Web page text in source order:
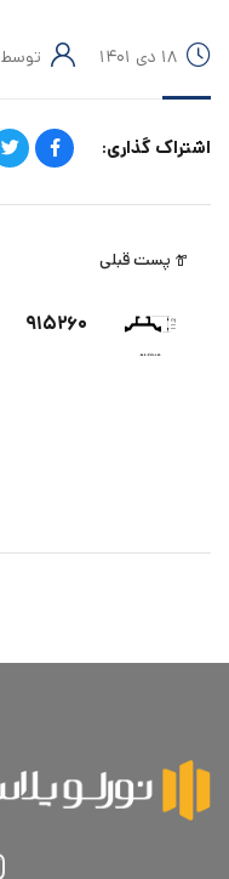
۱۸ دی ۱۴۰۱ توسط
اشتراک گذاری:
پست قبلی
۹۱۵۲۶۰